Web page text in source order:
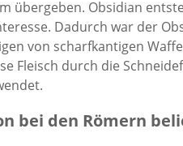
übergeben. Obsidian
Dadurch war der
von scharfkantigen
Fleisch durch die
bei den Römern